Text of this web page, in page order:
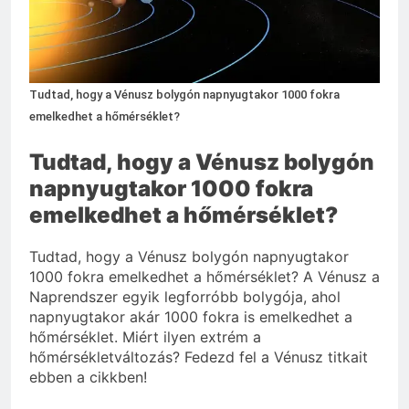
3 Nap Ezelőtt
Tudtad, hogy a Vénusz bolygón napnyugtakor 1000 fokra
emelkedhet a hőmérséklet?
Tudtad, hogy a Vénusz bolygón
napnyugtakor 1000 fokra
emelkedhet a hőmérséklet?
Tudtad, hogy a Vénusz bolygón napnyugtakor
1000 fokra emelkedhet a hőmérséklet? A Vénusz a
Naprendszer egyik legforróbb bolygója, ahol
napnyugtakor akár 1000 fokra is emelkedhet a
hőmérséklet. Miért ilyen extrém a
hőmérsékletváltozás? Fedezd fel a Vénusz titkait
ebben a cikkben!